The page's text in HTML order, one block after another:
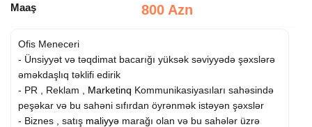
Maaş 800 Azn
Ofis Meneceri
- Ünsiyyət və təqdimat bacarığı yüksək səviyyədə şəxslərə
əməkdaşlıq təklifi edirik
- PR , Reklam , Marketinq Kommunikasiyasıları sahəsində
peşəkar və bu sahəni sıfırdan öyrənmək istəyən şəxslər
- Biznes , satış maliyyə marağı olan və bu sahələr üzrə